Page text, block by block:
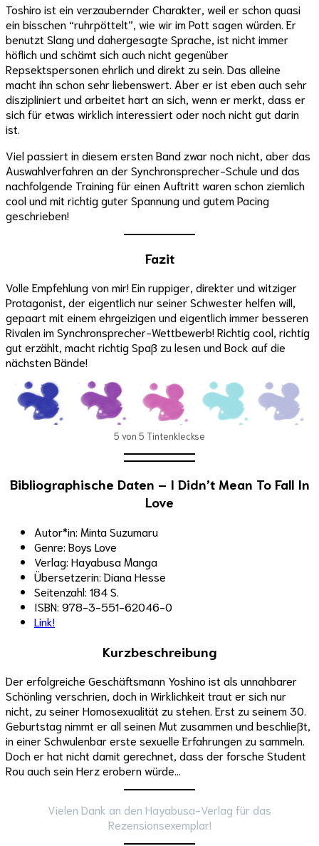
Toshiro ist ein verzaubernder Charakter, weil er schon quasi
ein bisschen “ruhrpöttelt”, wie wir im Pott sagen würden. Er
benutzt Slang und dahergesagte Sprache, ist nicht immer
höflich und schämt sich auch nicht gegenüber
Repsektspersonen ehrlich und direkt zu sein. Das alleine
macht ihn schon sehr liebenswert. Aber er ist eben auch sehr
diszipliniert und arbeitet hart an sich, wenn er merkt, dass er
sich für etwas wirklich interessiert oder noch nicht gut darin
ist.
Viel passiert in diesem ersten Band zwar noch nicht, aber das
Auswahlverfahren an der Synchronsprecher-Schule und das
nachfolgende Training für einen Auftritt waren schon ziemlich
cool und mit richtig guter Spannung und gutem Pacing
geschrieben!
Fazit
Volle Empfehlung von mir! Ein ruppiger, direkter und witziger
Protagonist, der eigentlich nur seiner Schwester helfen will,
gepaart mit einem ehrgeizigen und eigentlich immer besseren
Rivalen im Synchronsprecher-Wettbewerb! Richtig cool, richtig
gut erzählt, macht richtig Spaß zu lesen und Bock auf die
nächsten Bände!
5 von 5 Tintenkleckse
Bibliographische Daten – I Didn’t Mean To Fall In
Love
Autor*in: Minta Suzumaru
Genre: Boys Love
Verlag: Hayabusa Manga
Übersetzerin: Diana Hesse
Seitenzahl: 184 S.
ISBN: 978-3-551-62046-0
Link!
Kurzbeschreibung
Der erfolgreiche Geschäftsmann Yoshino ist als unnahbarer
Schönling verschrien, doch in Wirklichkeit traut er sich nur
nicht, zu seiner Homosexualität zu stehen. Erst zu seinem 30.
Geburtstag nimmt er all seinen Mut zusammen und beschließt,
in einer Schwulenbar erste sexuelle Erfahrungen zu sammeln.
Doch er hat nicht damit gerechnet, dass der forsche Student
Rou auch sein Herz erobern würde…
Vielen Dank an den Hayabusa-Verlag für das
Rezensionsexemplar!